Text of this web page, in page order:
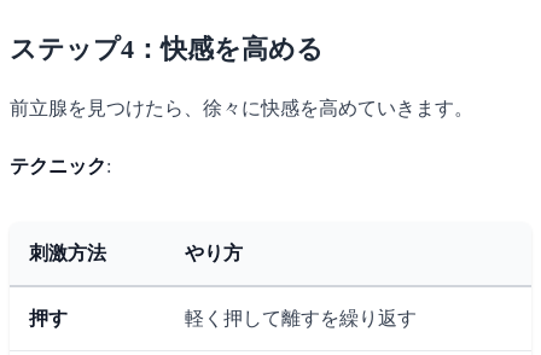
ステップ4：快感を高める
前立腺を見つけたら、徐々に快感を高めていきます。
テクニック:
刺激方法 やり方
押す 軽く押して離すを繰り返す